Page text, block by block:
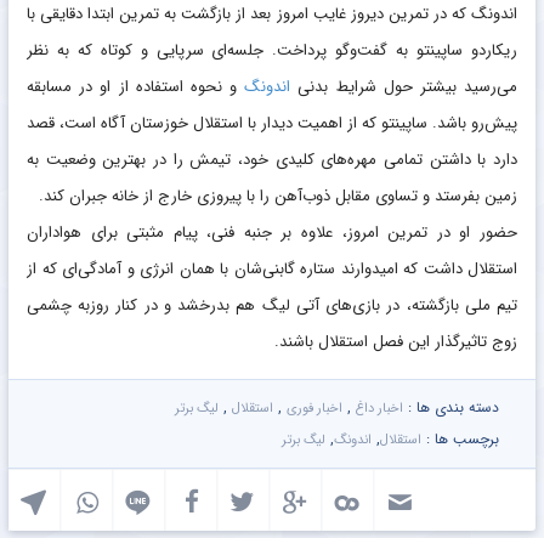
اندونگ که در تمرین دیروز غایب امروز بعد از بازگشت به تمرین ابتدا دقایقی با
ریکاردو ساپینتو به گفت‌وگو پرداخت. جلسه‌ای سرپایی و کوتاه که به نظر
می‌رسید بیشتر حول شرایط بدنی اندونگو نحوه استفاده از او در مسابقه
پیش‌رو باشد. ساپینتو که از اهمیت دیدار با استقلال خوزستان آگاه است، قصد
دارد با داشتن تمامی مهره‌های کلیدی خود، تیمش را در بهترین وضعیت به
زمین بفرستد و تساوی مقابل ذوب‌آهن را با پیروزی خارج از خانه جبران کند.
حضور او در تمرین امروز، علاوه بر جنبه فنی، پیام مثبتی برای هواداران
استقلال داشت که امیدوارند ستاره گابنی‌شان با همان انرژی و آمادگی‌ای که از
تیم ملی بازگشته، در بازی‌های آتی لیگ هم بدرخشد و در کنار روزبه چشمی
زوج تاثیرگذار این فصل استقلال باشند.
دسته بندی ها : اخبار داغ , اخبار فوری , استقلال , لیگ برتر
برچسب ها : استقلال, اندونگ, لیگ برتر